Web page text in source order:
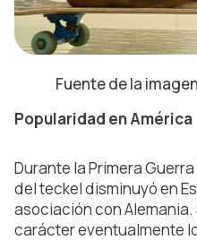
Fuente de la
Popularidad en América
Durante la Primera
del teckel disminuyó en
asociación con
carácter eventualmente